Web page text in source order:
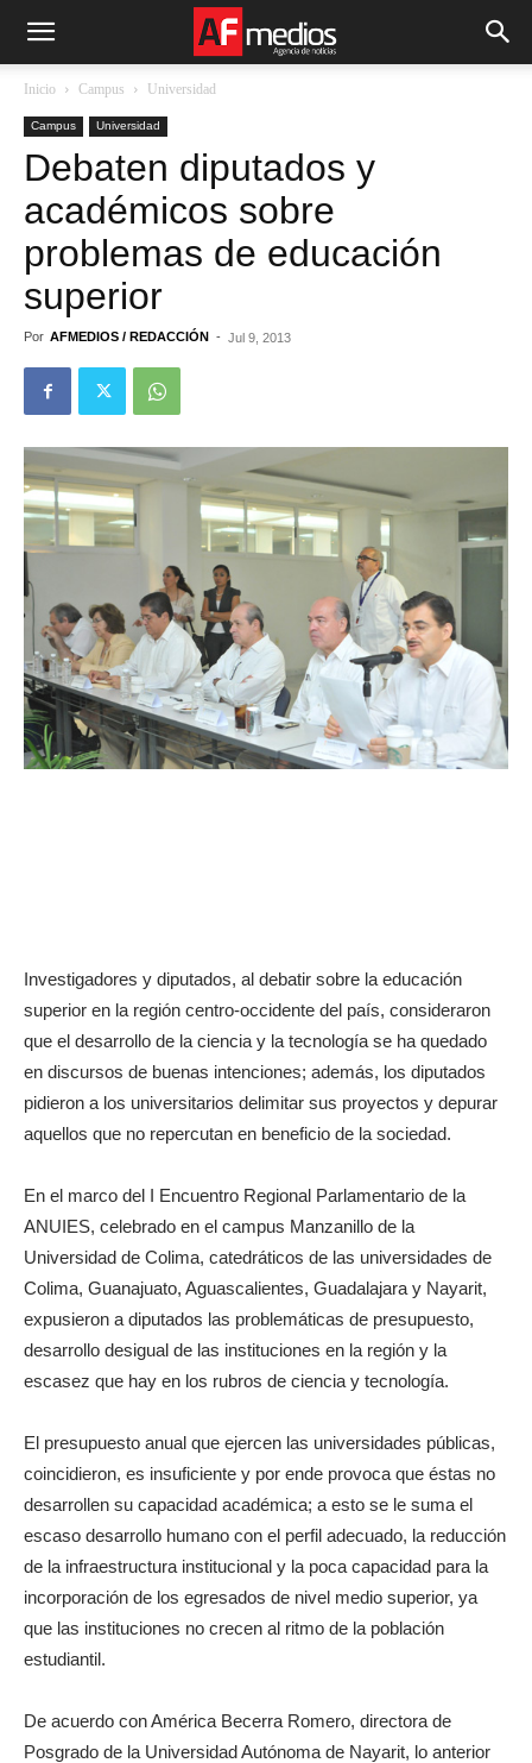
Inicio Campus Universidad
Campus Universidad
Debaten diputados y
académicos sobre
problemas de educación
superior
Por AFMEDIOS / REDACCIÓN - Jul 9, 2013
Investigadores y diputados, al debatir sobre la educación
superior en la región centro-occidente del país, consideraron
que el desarrollo de la ciencia y la tecnología se ha quedado
en discursos de buenas intenciones; además, los diputados
pidieron a los universitarios delimitar sus proyectos y depurar
aquellos que no repercutan en beneficio de la sociedad.
En el marco del I Encuentro Regional Parlamentario de la
ANUIES, celebrado en el campus Manzanillo de la
Universidad de Colima, catedráticos de las universidades de
Colima, Guanajuato, Aguascalientes, Guadalajara y Nayarit,
expusieron a diputados las problemáticas de presupuesto,
desarrollo desigual de las instituciones en la región y la
escasez que hay en los rubros de ciencia y tecnología.
El presupuesto anual que ejercen las universidades públicas,
coincidieron, es insuficiente y por ende provoca que éstas no
desarrollen su capacidad académica; a esto se le suma el
escaso desarrollo humano con el perfil adecuado, la reducción
de la infraestructura institucional y la poca capacidad para la
incorporación de los egresados de nivel medio superior, ya
que las instituciones no crecen al ritmo de la población
estudiantil.
De acuerdo con América Becerra Romero, directora de
Posgrado de la Universidad Autónoma de Nayarit, lo anterior